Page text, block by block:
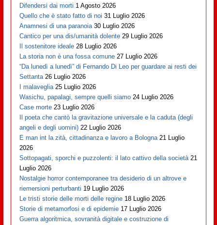
Difendersi dai morti 1 Agosto 2026
Quello che è stato fatto di noi 31 Luglio 2026
Anamnesi di una paranoia 30 Luglio 2026
Cantico per una dis/umanità dolente 29 Luglio 2026
Il sostenitore ideale 28 Luglio 2026
La storia non è una fossa comune 27 Luglio 2026
“Da lunedì a lunedì” di Fernando Di Leo per guardare ai resti dei
Settanta 26 Luglio 2026
I malaveglia 25 Luglio 2026
Wasichu, papalagi, sempre quelli siamo 24 Luglio 2026
Case morte 23 Luglio 2026
Il poeta che cantò la gravitazione universale e la caduta (degli
angeli e degli uomini) 22 Luglio 2026
E man int la zità, cittadinanza e lavoro a Bologna 21 Luglio
2026
Sottopagati, sporchi e puzzolenti: il lato cattivo della società 21
Luglio 2026
Nostalgie horror contemporanee tra desiderio di un altrove e
riemersioni perturbanti 19 Luglio 2026
Le tristi storie delle morti delle regine 18 Luglio 2026
Storie di metamorfosi e di epidemie 17 Luglio 2026
Guerra algoritmica, sovranità digitale e costruzione di